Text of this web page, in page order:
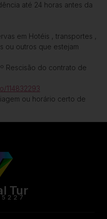
até 24 horas antes da
em Hotéis , transportes ,
ou outros que estejam
Rescisão do contrato de
114832293
ou horário certo de
Tur
5227